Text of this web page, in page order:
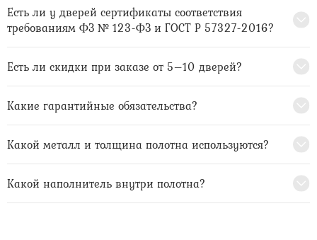
Есть ли у дверей сертификаты соответствия
требованиям ФЗ № 123-ФЗ и ГОСТ Р 57327-2016?
Есть ли скидки при заказе от 5–10 дверей?
Какие гарантийные обязательства?
Какой металл и толщина полотна используются?
Какой наполнитель внутри полотна?